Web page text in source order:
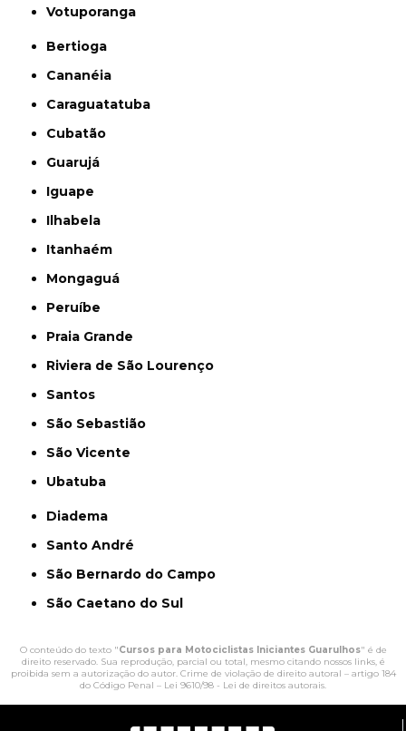
Votuporanga
Bertioga
Cananéia
Caraguatatuba
Cubatão
Guarujá
Iguape
Ilhabela
Itanhaém
Mongaguá
Peruíbe
Praia Grande
Riviera de São Lourenço
Santos
São Sebastião
São Vicente
Ubatuba
Diadema
Santo André
São Bernardo do Campo
São Caetano do Sul
O conteúdo do texto "Cursos para Motociclistas Iniciantes Guarulhos" é de
direito reservado. Sua reprodução, parcial ou total, mesmo citando nossos links, é
proibida sem a autorização do autor. Crime de violação de direito autoral – artigo 184
do Código Penal – Lei 9610/98 - Lei de direitos autorais.